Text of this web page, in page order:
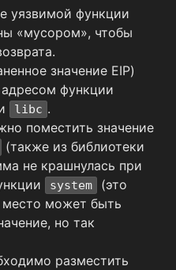
уязвимой функции
«мусором», чтобы
значение EIP)
адресом функции
libc .
поместить значение
(также из библиотеки
не крашнулась при
system
(это
место может быть
но так
разместить